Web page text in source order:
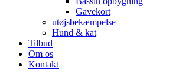
Gavekort
utøjsbekæmpelse
Hund & kat
Tilbud
Om os
Kontakt